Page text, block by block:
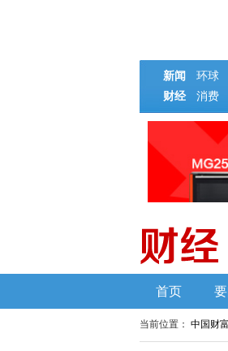
新闻 环球
财经
消费
首页
当前位置： 中国财